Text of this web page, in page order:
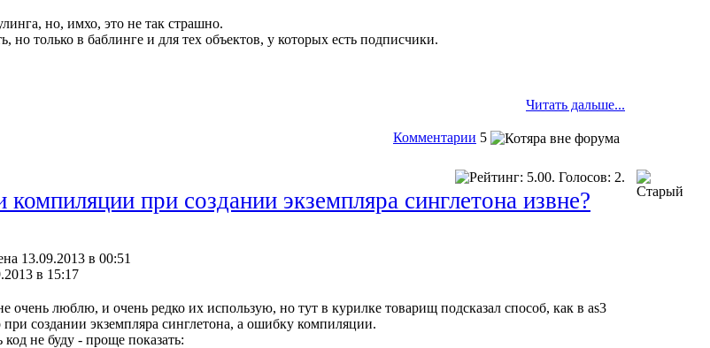
но, имхо, это не так страшно.
но только в баблинге и для тех объектов, у которых есть подписчики.
Читать дальше...
Комментарии 5
при создании экземпляра синглетона извне?
13.09.2013 в 00:51
в 15:17
очень люблю, и очень редко их использую, но тут в курилке товарищ подсказал способ, как в as3
при создании экземпляра синглетона, а ошибку компиляции.
не буду - проще показать: